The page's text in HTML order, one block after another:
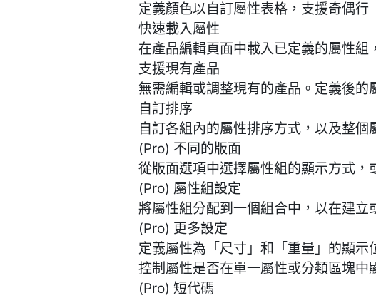
定義顏色以自訂屬性表格，支援奇偶行
快速載入屬性
在產品編輯頁面中載入已定義的屬性組
支援現有產品
無需編輯或調整現有的產品。定義後的
自訂排序
自訂各組內的屬性排序方式，以及整個
(Pro) 不同的版面
從版面選項中選擇屬性組的顯示方式，
(Pro) 屬性組設定
將屬性組分配到一個組合中，以在建立
(Pro) 更多設定
定義屬性為「尺寸」和「重量」的顯示
控制屬性是否在單一屬性或分類區塊中
(Pro) 短代碼